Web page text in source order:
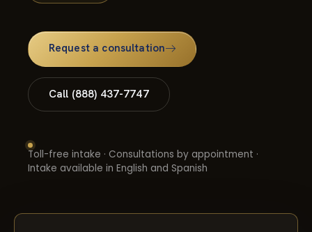
Request a consultation
Call (888) 437-7747
Toll-free intake · Consultations by appointment ·
Intake available in English and Spanish